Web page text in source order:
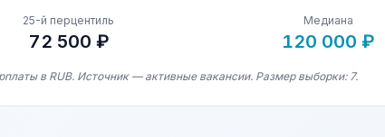
25-й перцентиль
72 500 ₽
Медиана
120 000 ₽
в RUB. Источник — активные вакансии. Размер выборки: 7.